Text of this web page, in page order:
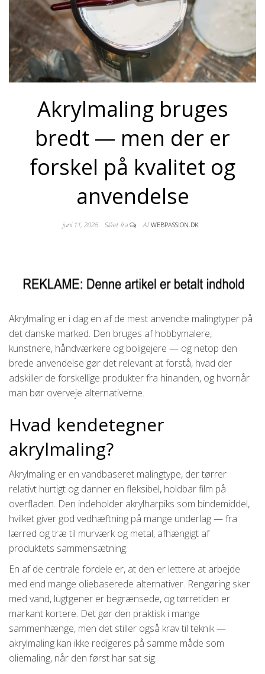
Akrylmaling bruges
bredt — men der er
forskel på kvalitet og
anvendelse
juni 11, 2026 Slået fra Af WEBPASSION.DK
Akrylmaling er i dag en af de mest anvendte malingtyper på
det danske marked. Den bruges af hobbymalere,
kunstnere, håndværkere og boligejere — og netop den
brede anvendelse gør det relevant at forstå, hvad der
adskiller de forskellige produkter fra hinanden, og hvornår
man bør overveje alternativerne.
Hvad kendetegner
akrylmaling?
Akrylmaling er en vandbaseret malingtype, der tørrer
relativt hurtigt og danner en fleksibel, holdbar film på
overfladen. Den indeholder akrylharpiks som bindemiddel,
hvilket giver god vedhæftning på mange underlag — fra
lærred og træ til murværk og metal, afhængigt af
produktets sammensætning.
En af de centrale fordele er, at den er lettere at arbejde
med end mange oliebaserede alternativer. Rengøring sker
med vand, lugtgener er begrænsede, og tørretiden er
markant kortere. Det gør den praktisk i mange
sammenhænge, men det stiller også krav til teknik —
akrylmaling kan ikke redigeres på samme måde som
oliemaling, når den først har sat sig.